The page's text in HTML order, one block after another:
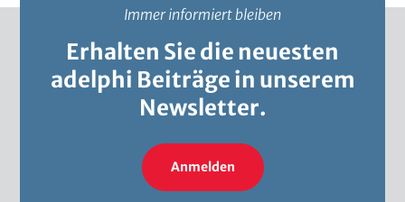
Immer informiert bleiben
Erhalten Sie die neuesten
adelphi Beiträge in unserem
Newsletter.
Anmelden